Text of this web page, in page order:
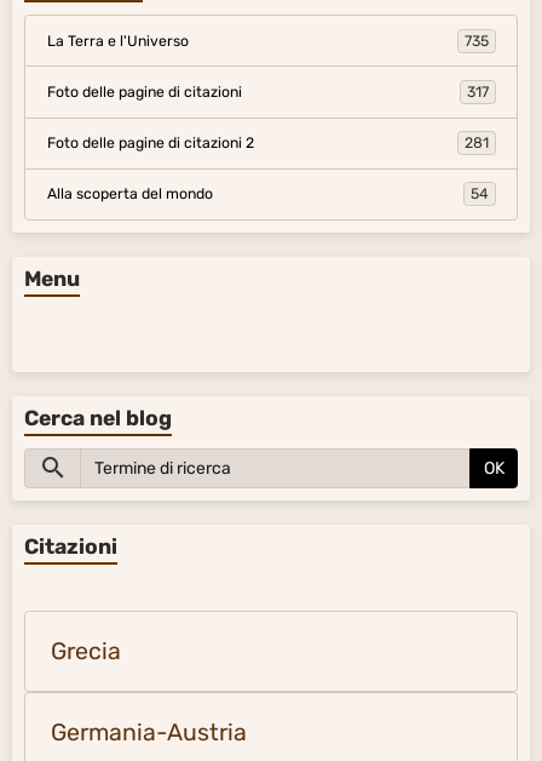
La Terra e l'Universo 735
Foto delle pagine di citazioni 317
Foto delle pagine di citazioni 2 281
Alla scoperta del mondo 54
Menu
Cerca nel blog
OK
Citazioni
Grecia
Germania-Austria